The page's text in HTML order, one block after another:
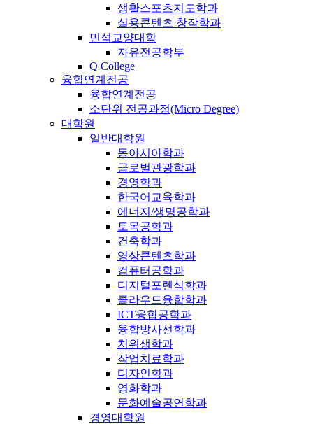
생활스포츠지도학과
실용콘텐츠 창작학과
민석교양대학
자유전공학부
Q College
융합연계전공
융합연계전공
소단위 전공과정(Micro Degree)
대학원
일반대학원
동아시아학과
글로벌관광학과
경영학과
한국어교육학과
에너지/생명공학과
토목공학과
건축학과
영상콘텐츠학과
컴퓨터공학과
디지털포렌식학과
클라우드융합학과
ICT융합공학과
융합방사선학과
치위생학과
작업치료학과
디자인학과
영화학과
문화예술공연학과
경영대학원